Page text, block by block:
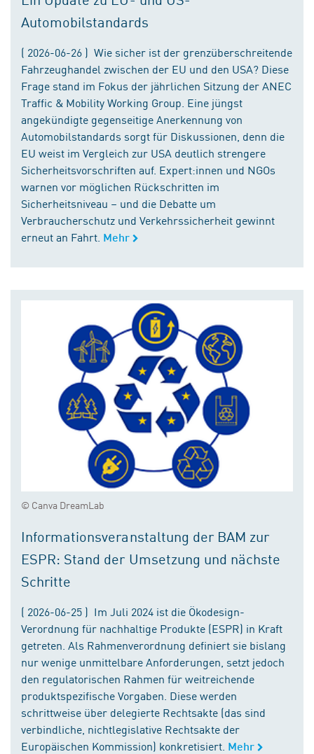
Automobilstandards
( 2026-06-26 ) Wie sicher ist der grenzüberschreitende
Fahrzeughandel zwischen der EU und den USA? Diese
Frage stand im Fokus der jährlichen Sitzung der ANEC
Traffic & Mobility Working Group. Eine jüngst
angekündigte gegenseitige Anerkennung von
Automobilstandards sorgt für Diskussionen, denn die
EU weist im Vergleich zur USA deutlich strengere
Sicherheitsvorschriften auf. Expert:innen und NGOs
warnen vor möglichen Rückschritten im
Sicherheitsniveau – und die Debatte um
Verbraucherschutz und Verkehrssicherheit gewinnt
erneut an Fahrt. Mehr
© Canva DreamLab
Informationsveranstaltung der BAM zur
ESPR: Stand der Umsetzung und nächste
Schritte
( 2026-06-25 ) Im Juli 2024 ist die Ökodesign-
Verordnung für nachhaltige Produkte (ESPR) in Kraft
getreten. Als Rahmenverordnung definiert sie bislang
nur wenige unmittelbare Anforderungen, setzt jedoch
den regulatorischen Rahmen für weitreichende
produktspezifische Vorgaben. Diese werden
schrittweise über delegierte Rechtsakte (das sind
verbindliche, nichtlegislative Rechtsakte der
Europäischen Kommission) konkretisiert. Mehr